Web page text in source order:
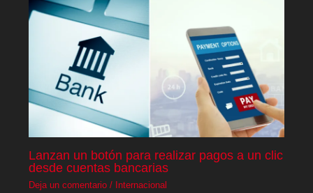
Lanzan un botón para realizar pagos a un clic
desde cuentas bancarias
Deja un comentario / Internacional